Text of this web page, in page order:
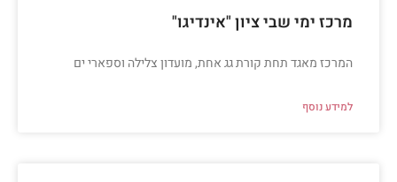
מרכז ימי שבי ציון "אינדיגו"
המרכז מאגד תחת קורת גג אחת, מועדון צלילה וספארי ים
למידע נוסף